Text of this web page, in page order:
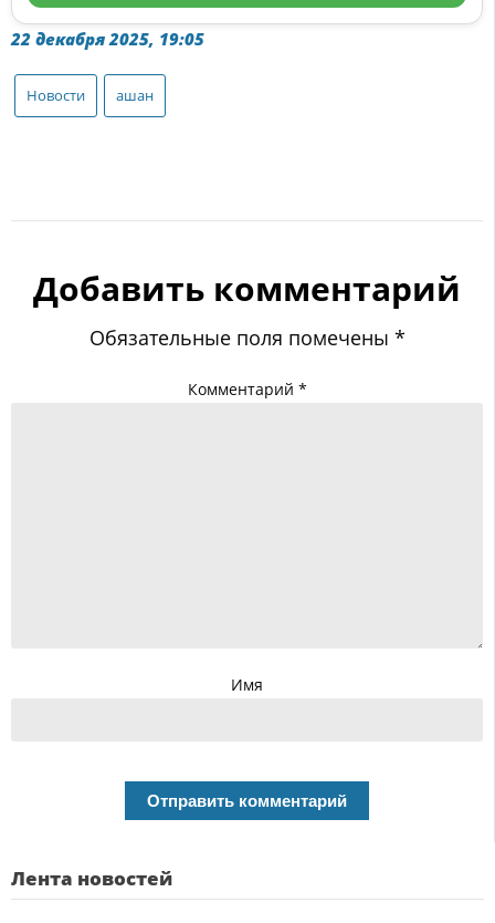
22 декабря 2025, 19:05
Новости ашан
Добавить комментарий
Обязательные поля помечены *
Комментарий *
Имя
Лента новостей